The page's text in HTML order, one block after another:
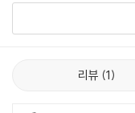
리뷰 1